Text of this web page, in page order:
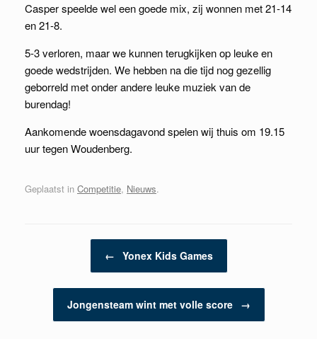
Casper speelde wel een goede mix, zij wonnen met 21-14
en 21-8.
5-3 verloren, maar we kunnen terugkijken op leuke en
goede wedstrijden. We hebben na die tijd nog gezellig
geborreld met onder andere leuke muziek van de
burendag!
Aankomende woensdagavond spelen wij thuis om 19.15
uur tegen Woudenberg.
Geplaatst in Competitie, Nieuws.
← Yonex Kids Games
Jongensteam wint met volle score →